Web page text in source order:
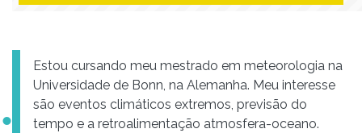
Estou cursando meu mestrado em meteorologia na
Universidade de Bonn, na Alemanha. Meu interesse
são eventos climáticos extremos, previsão do
tempo e a retroalimentação atmosfera-oceano.